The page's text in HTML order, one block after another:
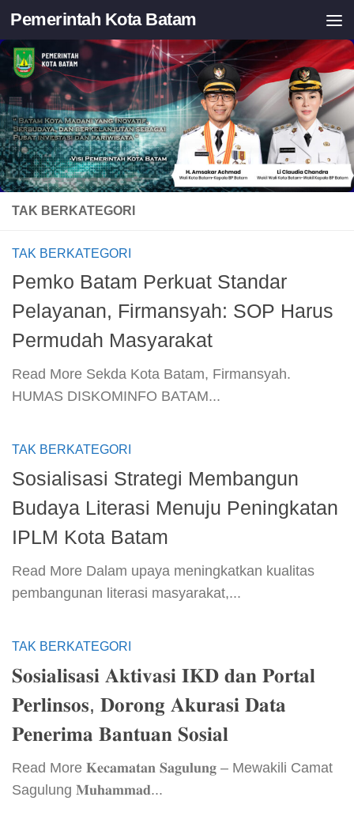
Skip to content
Pemerintah Kota Batam
TAK BERKATEGORI
TAK BERKATEGORI
Pemko Batam Perkuat Standar
Pelayanan, Firmansyah: SOP Harus
Permudah Masyarakat
​Read More​ Sekda Kota Batam, Firmansyah.
HUMAS DISKOMINFO BATAM...
TAK BERKATEGORI
Sosialisasi Strategi Membangun
Budaya Literasi Menuju Peningkatan
IPLM Kota Batam
​Read More​ Dalam upaya meningkatkan kualitas
pembangunan literasi masyarakat,...
TAK BERKATEGORI
𝐒𝐨𝐬𝐢𝐚𝐥𝐢𝐬𝐚𝐬𝐢 𝐀𝐤𝐭𝐢𝐯𝐚𝐬𝐢 𝐈𝐊𝐃 𝐝𝐚𝐧 𝐏𝐨𝐫𝐭𝐚𝐥
𝐏𝐞𝐫𝐥𝐢𝐧𝐬𝐨𝐬, 𝐃𝐨𝐫𝐨𝐧𝐠 𝐀𝐤𝐮𝐫𝐚𝐬𝐢 𝐃𝐚𝐭𝐚
𝐏𝐞𝐧𝐞𝐫𝐢𝐦𝐚 𝐁𝐚𝐧𝐭𝐮𝐚𝐧 𝐒𝐨𝐬𝐢𝐚𝐥
​Read More​ 𝐊𝐞𝐜𝐚𝐦𝐚𝐭𝐚𝐧 𝐒𝐚𝐠𝐮𝐥𝐮𝐧𝐠 – Mewakili Camat
Sagulung 𝐌𝐮𝐡𝐚𝐦𝐦𝐚𝐝...